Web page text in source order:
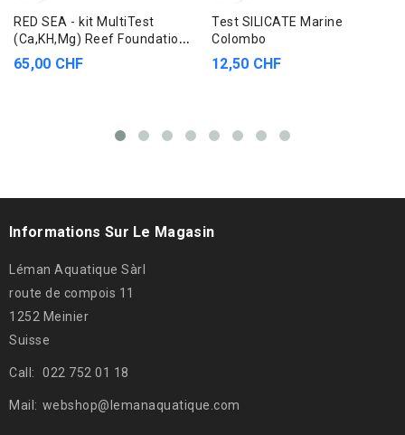
RED SEA - kit MultiTest
(Ca,KH,Mg) Reef Foundation
Pro
65,00 CHF
Test SILICATE Marine
Colombo
12,50 CHF
Informations Sur Le Magasin
Léman Aquatique Sàrl
route de compois 11
1252 Meinier
Suisse
Call: 022 752 01 18
Mail: webshop@lemanaquatique.com